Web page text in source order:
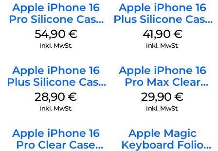
Apple iPhone 16
Pro Silicone Case
MagSafe Black
54,90 €
inkl. MwSt.
Apple iPhone 16
Plus Silicone Case
MagSafe Stone
Gray
41,90 €
inkl. MwSt.
Apple iPhone 16
Plus Silicone Case
MagSafe Black
28,90€
inkl. MwSt.
Apple iPhone 16
Pro Max Clear
Case MagSafe
Transparent
29,90€
inkl. MwSt.
Apple iPhone 16
Pro Clear Case
Apple Magic
Keyboard Folio